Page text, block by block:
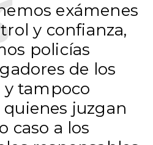
exámenes
y confianza,
policías
de los
y tampoco
juzgan
caso a los